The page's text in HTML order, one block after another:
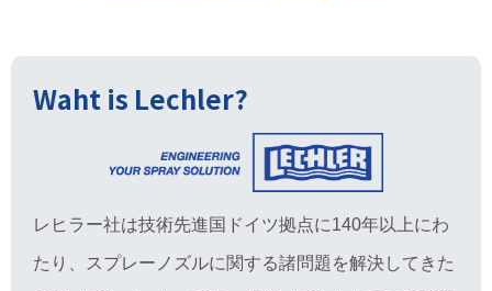
Waht is Lechler?
レヒラー社は技術先進国ドイツ拠点に140年以上にわ
たり、スプレーノズルに関する諸問題を解決してきた